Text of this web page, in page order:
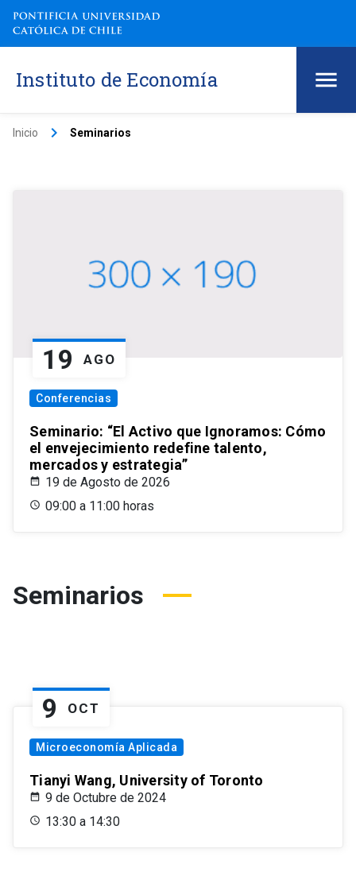
Instituto de Economía
Inicio keyboard_arrow_right Seminarios
19 AGO
Conferencias
Seminario: “El Activo que Ignoramos: Cómo
el envejecimiento redefine talento,
mercados y estrategia”
19 de Agosto de 2026
09:00 a 11:00 horas
Seminarios
9 OCT
Microeconomía Aplicada
Tianyi Wang, University of Toronto
9 de Octubre de 2024
13:30 a 14:30